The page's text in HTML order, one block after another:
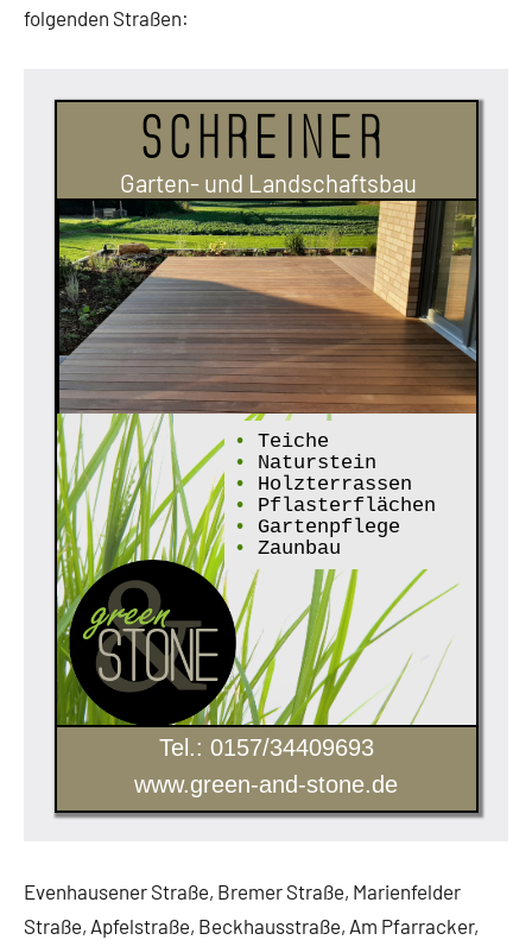
folgenden Straßen:
Schreiner
Garten- und Landschaftsbau
•
Teiche
•
Naturstein
•
Holzterrassen
•
Pflasterflächen
•
Gartenpflege
•
Zaunbau
Tel.: 0157/34409693
www.green-and-stone.de
Evenhausener Straße, Bremer Straße, Marienfelder
Straße, Apfelstraße, Beckhausstraße, Am Pfarracker,